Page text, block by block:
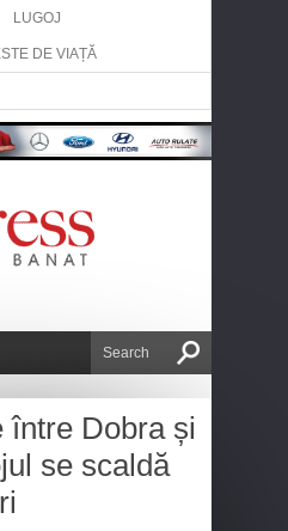
LUGOJ
DE VIAȚĂ
între Dobra și
se scaldă